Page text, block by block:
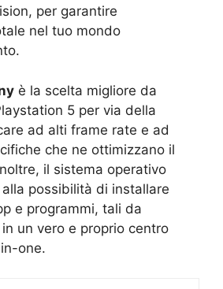
per garantire
nel tuo mondo
è la scelta migliore da
5 per via della
ad alti frame rate e ad
che ne ottimizzano il
il sistema operativo
possibilità di installare
e programmi, tali da
un vero e proprio centro
one.